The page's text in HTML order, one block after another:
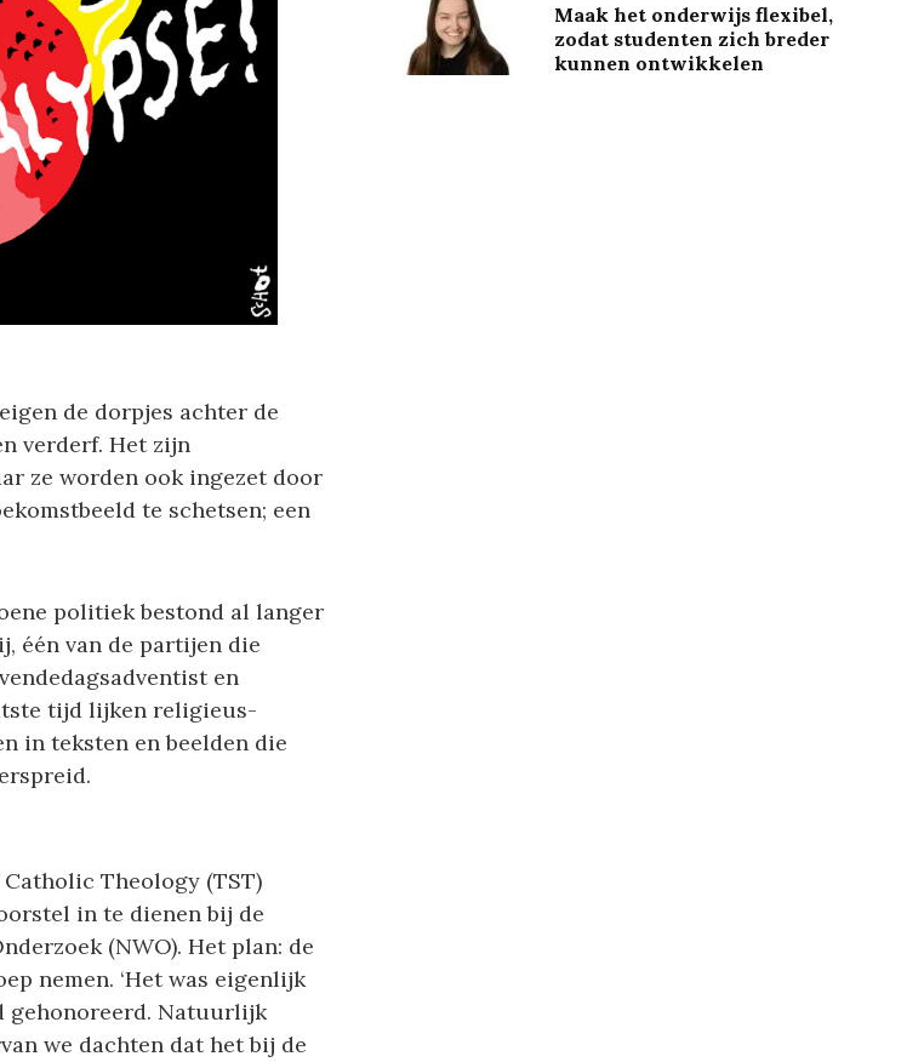
de dorpjes achter de
verderf. Het zijn
ze worden ook ingezet door
te schetsen; een
politiek bestond al langer
één van de partijen die
en
tijd lijken religieus-
in teksten en beelden die
Theology (TST)
in te dienen bij de
(NWO). Het plan: de
nemen. ‘Het was eigenlijk
gehonoreerd. Natuurlijk
we dachten dat het bij de
Maak het onderwijs flexibel,
zodat studenten zich breder
kunnen ontwikkelen